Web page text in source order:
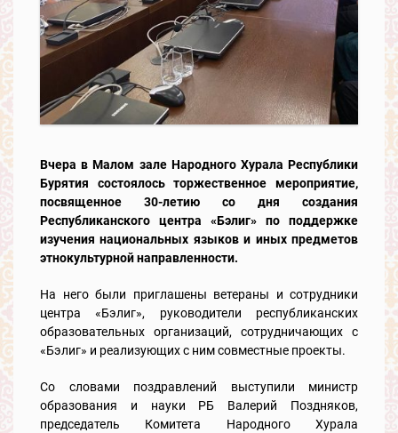
Вчера в Малом зале Народного Хурала Республики
Бурятия состоялось торжественное мероприятие,
посвященное 30-летию со дня создания
Республиканского центра «Бэлиг» по поддержке
изучения национальных языков и иных предметов
этнокультурной направленности.
На него были приглашены ветераны и сотрудники
центра «Бэлиг», руководители республиканских
образовательных организаций, сотрудничающих с
«Бэлиг» и реализующих с ним совместные проекты.
Со словами поздравлений выступили министр
образования и науки РБ Валерий Поздняков,
председатель Комитета Народного Хурала